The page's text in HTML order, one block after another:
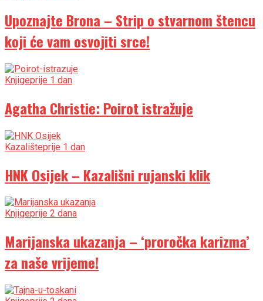
Upoznajte Brona – Strip o stvarnom štencu
koji će vam osvojiti srce!
Knjigeprije 1 dan
Agatha Christie: Poirot istražuje
Kazališteprije 1 dan
HNK Osijek – Kazališni rujanski klik
Knjigeprije 2 dana
Marijanska ukazanja – ‘proročka karizma’
za naše vrijeme!